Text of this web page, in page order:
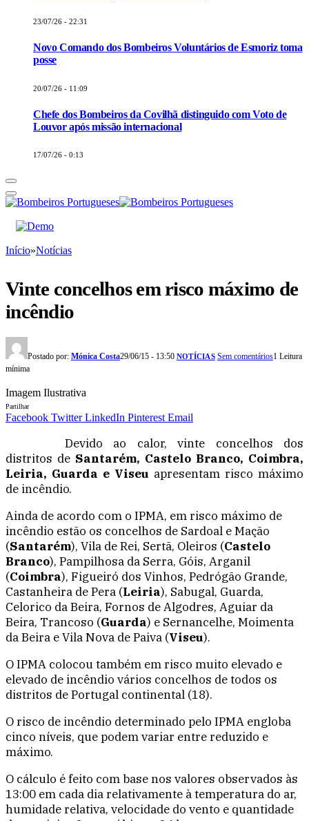
23/07/26 - 22:31
Novo Comando dos Bombeiros Voluntários de Esmoriz toma
posse
20/07/26 - 11:09
Chefe dos Bombeiros da Covilhã distinguido com Voto de
Louvor após missão internacional
17/07/26 - 0:13
Início»Notícias
Vinte concelhos em risco máximo de
incêndio
Postado por: Mónica Costa29/06/15 - 13:50 NOTÍCIAS Sem comentários1 Leitura
mínima
Imagem Ilustrativa
Partilhar
Facebook Twitter LinkedIn Pinterest Email
Devido ao calor, vinte concelhos dos
distritos de Santarém, Castelo Branco, Coimbra,
Leiria, Guarda e Viseu apresentam risco máximo
de incêndio.
Ainda de acordo com o IPMA, em risco máximo de
incêndio estão os concelhos de Sardoal e Mação
(Santarém), Vila de Rei, Sertã, Oleiros (Castelo
Branco), Pampilhosa da Serra, Góis, Arganil
(Coimbra), Figueiró dos Vinhos, Pedrógão Grande,
Castanheira de Pera (Leiria), Sabugal, Guarda,
Celorico da Beira, Fornos de Algodres, Aguiar da
Beira, Trancoso (Guarda) e Sernancelhe, Moimenta
da Beira e Vila Nova de Paiva (Viseu).
O IPMA colocou também em risco muito elevado e
elevado de incêndio vários concelhos de todos os
distritos de Portugal continental (18).
O risco de incêndio determinado pelo IPMA engloba
cinco níveis, que podem variar entre reduzido e
máximo.
O cálculo é feito com base nos valores observados às
13:00 em cada dia relativamente à temperatura do ar,
humidade relativa, velocidade do vento e quantidade